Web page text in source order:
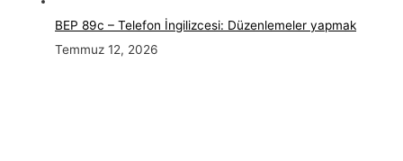
BEP 89c – Telefon İngilizcesi: Düzenlemeler yapmak
Temmuz 12, 2026